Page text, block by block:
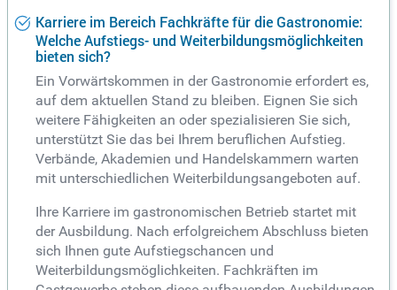
Karriere im Bereich Fachkräfte für die Gastronomie:
Welche Aufstiegs- und Weiterbildungsmöglichkeiten
bieten sich?
Ein Vorwärtskommen in der Gastronomie erfordert es,
auf dem aktuellen Stand zu bleiben. Eignen Sie sich
weitere Fähigkeiten an oder spezialisieren Sie sich,
unterstützt Sie das bei Ihrem beruflichen Aufstieg.
Verbände, Akademien und Handelskammern warten
mit unterschiedlichen Weiterbildungsangeboten auf.
Ihre Karriere im gastronomischen Betrieb startet mit
der Ausbildung. Nach erfolgreichem Abschluss bieten
sich Ihnen gute Aufstiegschancen und
Weiterbildungsmöglichkeiten. Fachkräften im